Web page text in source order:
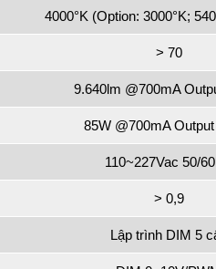
4000°K (Option: 3000°K;
> 70
9.640lm @700mA
85W @700mA
110~227Vac 50/
> 0,9
Lập trình DIM 5